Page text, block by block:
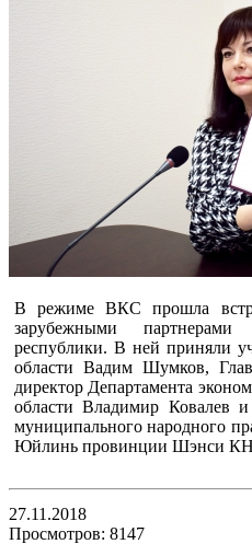
В режиме ВКС прошла
зарубежными
республики. В ней приняли
области Вадим Шумков,
директор Департамента
области Владимир Ковалев
муниципального народного
Юйлинь провинции Шэнси
27.11.2018
Просмотров: 8147